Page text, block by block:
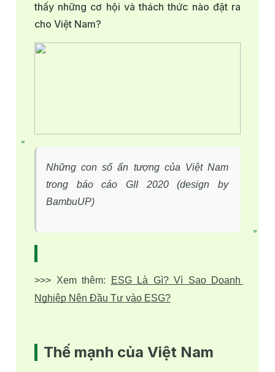
thấy những cơ hội và thách thức nào đặt ra
cho Việt Nam?
Những con số ấn tượng của Việt Nam
trong báo cáo GII 2020 (design by
BambuUP)
>>> Xem thêm:
ESG Là Gì? Vì Sao Doanh
Nghiệp Nên Đầu Tư vào ESG?
Thế mạnh của Việt Nam